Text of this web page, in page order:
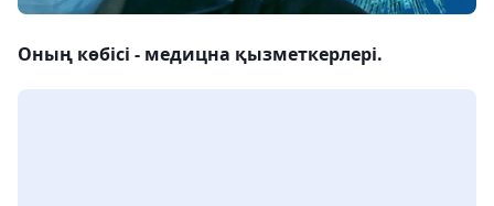
Оның көбісі - медицна қызметкерлері.